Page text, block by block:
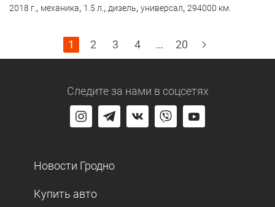
2018 г., механика, 1.5 л., дизель, универсал, 294000 км.
1 2 3 4 … 20
Следите за нами в соцсетях
Новости Гродно
Купить авто